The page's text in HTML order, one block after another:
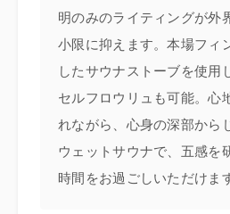
明のみのライティングが外
小限に抑えます。本場フィ
したサウナストーブを使用
セルフロウリュも可能。心
れながら、心身の深部から
ウェットサウナで、五感を
時間をお過ごしいただけま